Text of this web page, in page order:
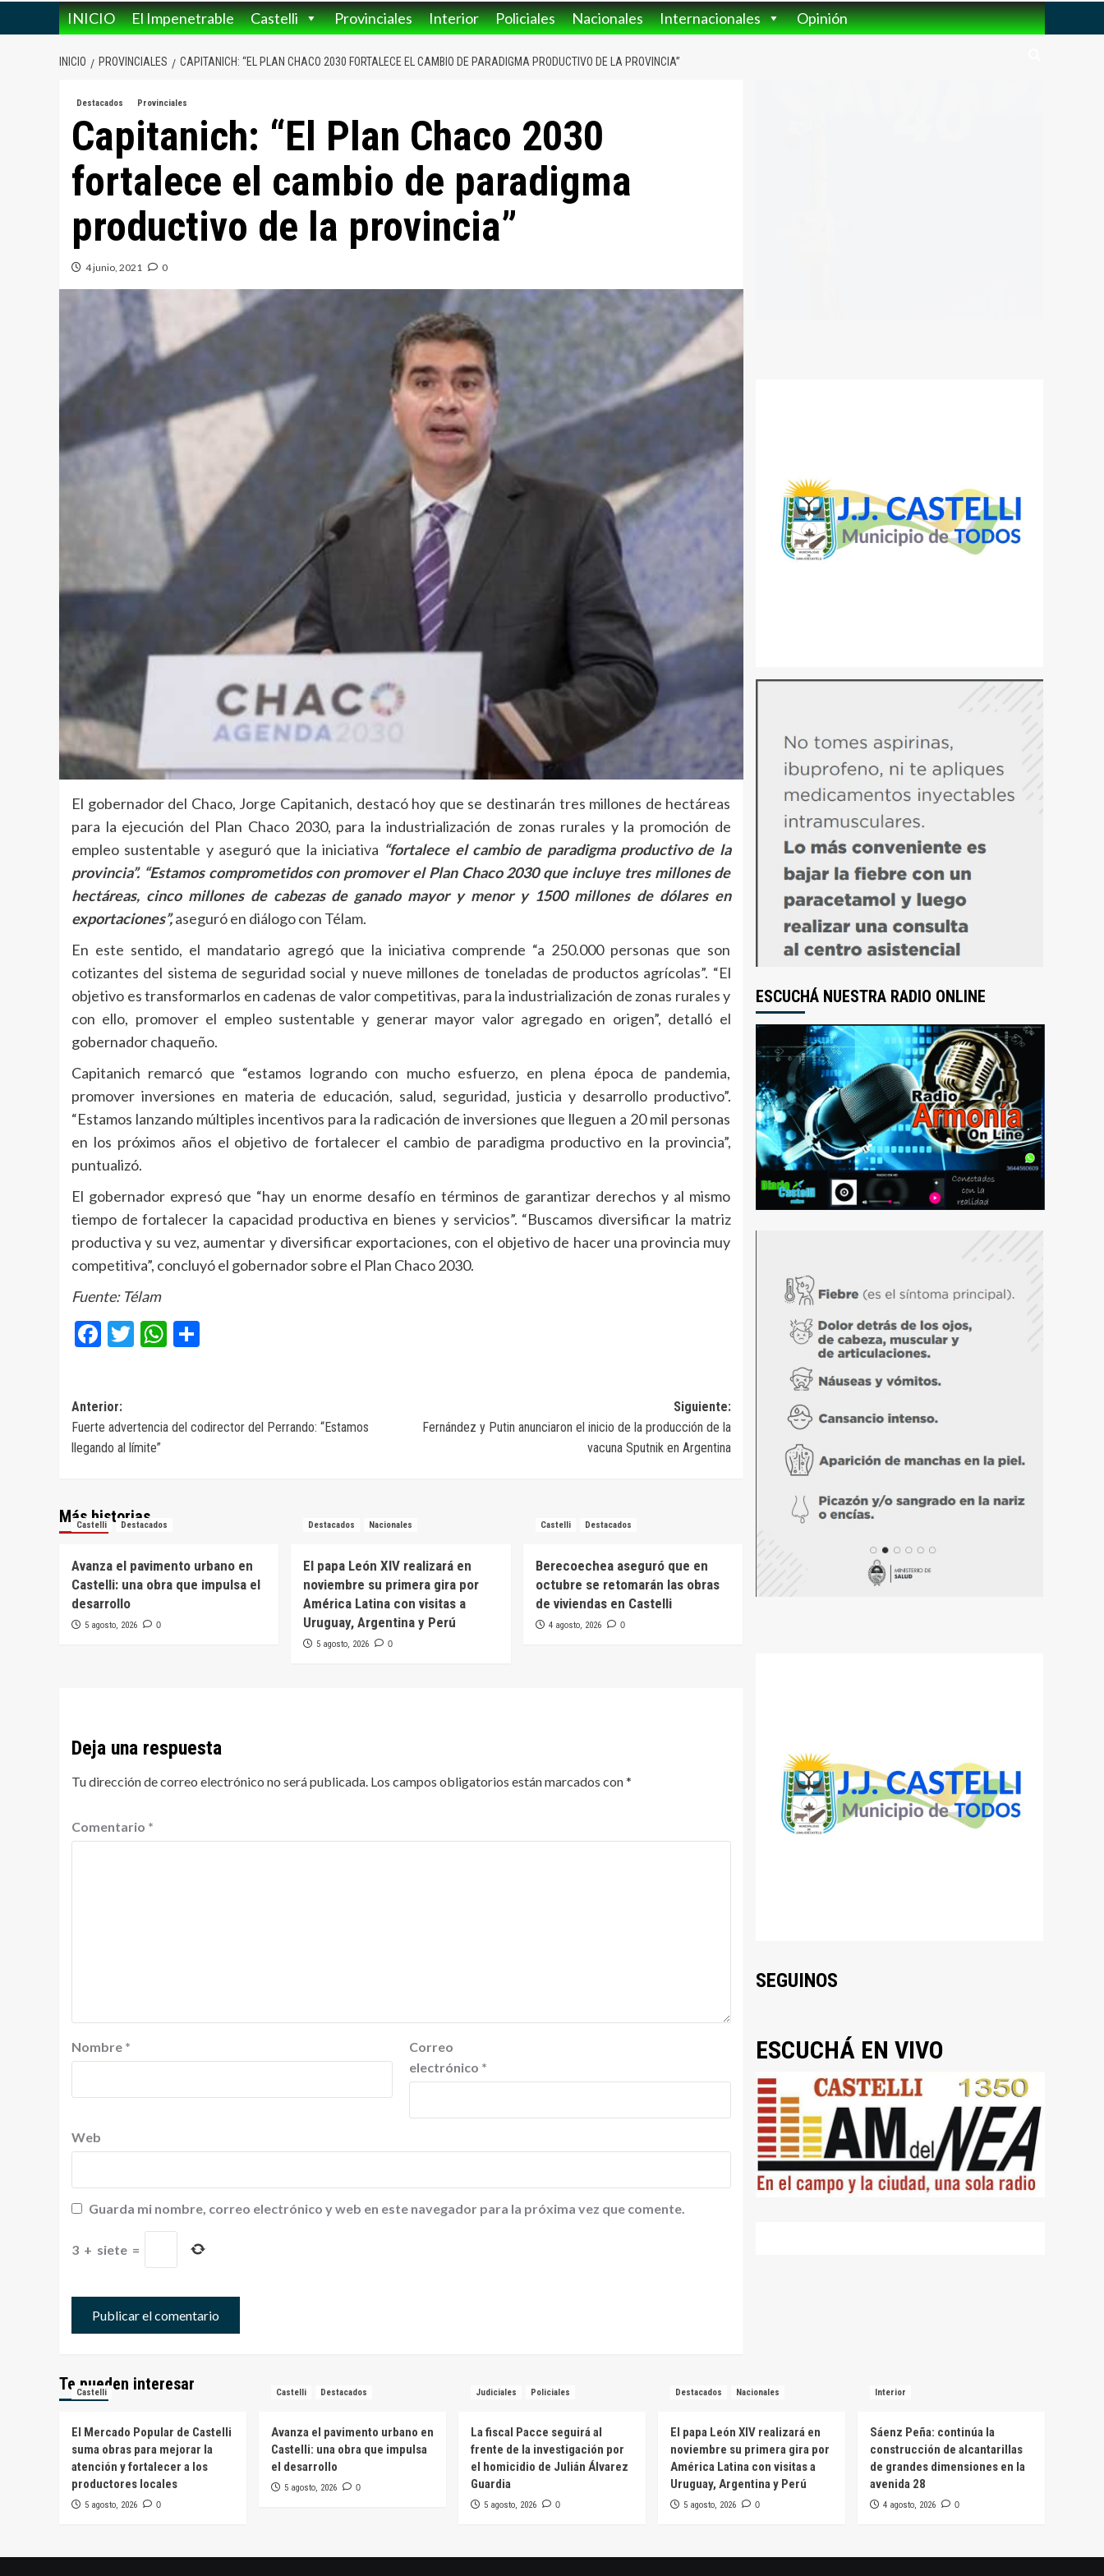
INICIO El Impenetrable Castelli Provinciales Interior Policiales Nacionales Internacionales Opinión
INICIO PROVINCIALES CAPITANICH: “EL PLAN CHACO 2030 FORTALECE EL CAMBIO DE PARADIGMA PRODUCTIVO DE LA PROVINCIA”
Destacados Provinciales
Capitanich: “El Plan Chaco 2030
fortalece el cambio de paradigma
productivo de la provincia”
4 junio, 2021 0
El gobernador del Chaco, Jorge Capitanich, destacó hoy que se destinarán tres millones de hectáreas
para la ejecución del Plan Chaco 2030, para la industrialización de zonas rurales y la promoción de
empleo sustentable y aseguró que la iniciativa “fortalece el cambio de paradigma productivo de la
provincia”. “Estamos comprometidos con promover el Plan Chaco 2030 que incluye tres millones de
hectáreas, cinco millones de cabezas de ganado mayor y menor y 1500 millones de dólares en
exportaciones”,aseguró en diálogo con Télam.
En este sentido, el mandatario agregó que la iniciativa comprende “a 250.000 personas que son
cotizantes del sistema de seguridad social y nueve millones de toneladas de productos agrícolas”. “El
objetivo es transformarlos en cadenas de valor competitivas, para la industrialización de zonas rurales y
con ello, promover el empleo sustentable y generar mayor valor agregado en origen”, detalló el
gobernador chaqueño.
Capitanich remarcó que “estamos logrando con mucho esfuerzo, en plena época de pandemia,
promover inversiones en materia de educación, salud, seguridad, justicia y desarrollo productivo”.
“Estamos lanzando múltiples incentivos para la radicación de inversiones que lleguen a 20 mil personas
en los próximos años el objetivo de fortalecer el cambio de paradigma productivo en la provincia”,
puntualizó.
El gobernador expresó que “hay un enorme desafío en términos de garantizar derechos y al mismo
tiempo de fortalecer la capacidad productiva en bienes y servicios”. “Buscamos diversificar la matriz
productiva y su vez, aumentar y diversificar exportaciones, con el objetivo de hacer una provincia muy
competitiva”, concluyó el gobernador sobre el Plan Chaco 2030.
Fuente: Télam
Facebook
TwitterWhatsApp
Navegación
de
entradas
Anterior:
Fuerte advertencia del codirector del Perrando: “Estamos
llegando al límite”
Siguiente:
Fernández y Putin anunciaron el inicio de la producción de la
vacuna Sputnik en Argentina
Más historias
Castelli Destacados
Avanza el pavimento urbano en
Castelli: una obra que impulsa el
desarrollo
5 agosto, 2026 0
Destacados Nacionales
El papa León XIV realizará en
noviembre su primera gira por
América Latina con visitas a
Uruguay, Argentina y Perú
5 agosto, 2026 0
Castelli Destacados
Berecoechea aseguró que en
octubre se retomarán las obras
de viviendas en Castelli
4 agosto, 2026 0
Deja una respuesta
Tu dirección de correo electrónico no será publicada. Los campos obligatorios están marcados con*
Comentario *
Nombre *
Correo
electrónico *
Web
Guarda mi nombre, correo electrónico y web en este navegador para la próxima vez que comente.
3 + siete =
ESCUCHÁ NUESTRA RADIO ONLINE
SEGUINOS
ESCUCHÁ EN VIVO
Te pueden interesar
Castelli
El Mercado Popular de Castelli
suma obras para mejorar la
atención y fortalecer a los
productores locales
5 agosto, 2026 0
Castelli Destacados
Avanza el pavimento urbano en
Castelli: una obra que impulsa
el desarrollo
5 agosto, 2026 0
Judiciales Policiales
La fiscal Pacce seguirá al
frente de la investigación por
el homicidio de Julián Álvarez
Guardia
5 agosto, 2026 0
Destacados Nacionales
El papa León XIV realizará en
noviembre su primera gira por
América Latina con visitas a
Uruguay, Argentina y Perú
5 agosto, 2026 0
Interior
Sáenz Peña: continúa la
construcción de alcantarillas
de grandes dimensiones en la
avenida 28
4 agosto, 2026 0